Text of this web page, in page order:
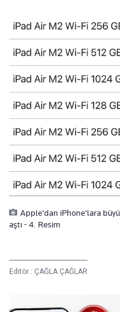
Apple'dan iPhone'lara
aştı - 4. Resim
Editör : ÇAĞLA ÇAĞLAR